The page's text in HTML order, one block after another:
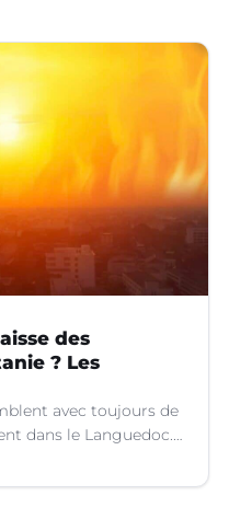
des
? Les
avec toujours de
dans le Languedoc.